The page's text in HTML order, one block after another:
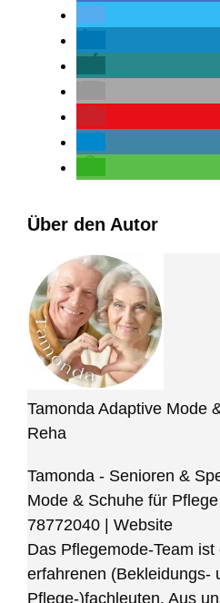
Über den Autor
Tamonda Adaptive Mode
Reha
Tamonda - Senioren &
Mode & Schuhe für
78772040 | Website
Das Pflegemode-Team
erfahrenen (Bekleidungs-
Pflege-)fachleuten. Aus